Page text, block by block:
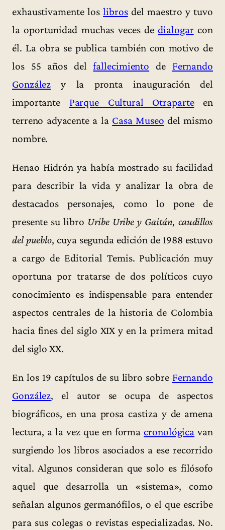
exhaustivamente loslibrosdel maestro y tuvo
la oportunidad muchas veces dedialogar con
él. La obra se publica también con motivo de
los 55 años delfallecimiento de Fernando
González y la pronta inauguración del
importante Parque Cultural Otraparteen
terreno adyacente a la Casa Museo del mismo
nombre.
Henao Hidrón ya había mostrado su facilidad
para describir la vida y analizar la obra de
destacados personajes, como lo pone de
presente su libro Uribe Uribe y Gaitán, caudillos
del pueblo, cuya segunda edición de 1988 estuvo
a cargo de Editorial Temis. Publicación muy
oportuna por tratarse de dos políticos cuyo
conocimiento es indispensable para entender
aspectos centrales de la historia de Colombia
hacia fines del siglo XIX y en la primera mitad
del siglo XX.
En los 19 capítulos de su libro sobre Fernando
González, el autor se ocupa de aspectos
biográficos, en una prosa castiza y de amena
lectura, a la vez que en formacronológica van
surgiendo los libros asociados a ese recorrido
vital. Algunos consideran que solo es filósofo
aquel que desarrolla un «sistema», como
señalan algunos germanófilos, o el que escribe
para sus colegas o revistas especializadas. No.